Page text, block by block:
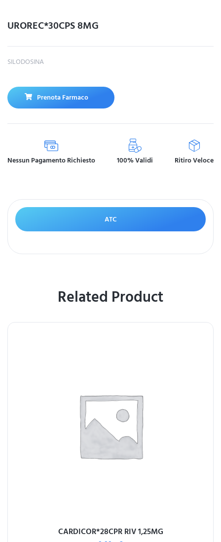
UROREC*30CPS 8MG
SILODOSINA
Prenota Farmaco
Nessun Pagamento Richiesto 100% Validi Ritiro Veloce
ATC
Related Product
CARDICOR*28CPR RIV 1,25MG